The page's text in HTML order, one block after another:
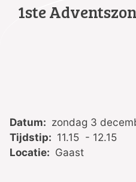
1ste
Datum: zondag 3
Tijdstip: 11.15 - 12.15
Locatie: Gaast